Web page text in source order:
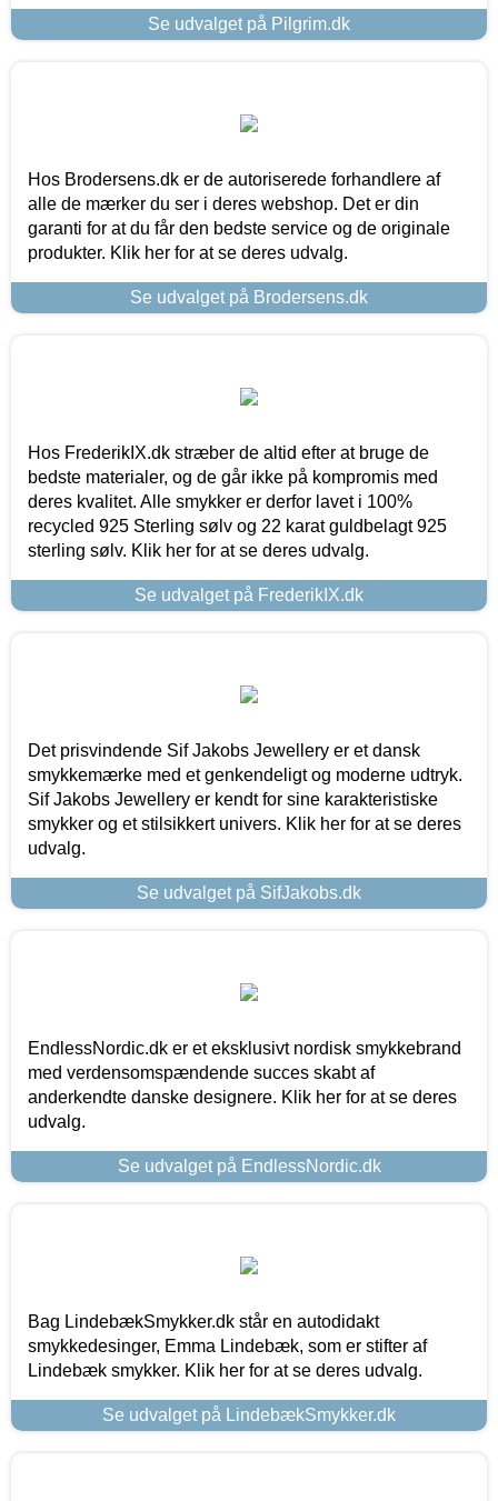
Se udvalget på Pilgrim.dk
Hos Brodersens.dk er de autoriserede forhandlere af
alle de mærker du ser i deres webshop. Det er din
garanti for at du får den bedste service og de originale
produkter. Klik her for at se deres udvalg.
Se udvalget på Brodersens.dk
Hos FrederikIX.dk stræber de altid efter at bruge de
bedste materialer, og de går ikke på kompromis med
deres kvalitet. Alle smykker er derfor lavet i 100%
recycled 925 Sterling sølv og 22 karat guldbelagt 925
sterling sølv. Klik her for at se deres udvalg.
Se udvalget på FrederikIX.dk
Det prisvindende Sif Jakobs Jewellery er et dansk
smykkemærke med et genkendeligt og moderne udtryk.
Sif Jakobs Jewellery er kendt for sine karakteristiske
smykker og et stilsikkert univers. Klik her for at se deres
udvalg.
Se udvalget på SifJakobs.dk
EndlessNordic.dk er et eksklusivt nordisk smykkebrand
med verdensomspændende succes skabt af
anderkendte danske designere. Klik her for at se deres
udvalg.
Se udvalget på EndlessNordic.dk
Bag LindebækSmykker.dk står en autodidakt
smykkedesinger, Emma Lindebæk, som er stifter af
Lindebæk smykker. Klik her for at se deres udvalg.
Se udvalget på LindebækSmykker.dk